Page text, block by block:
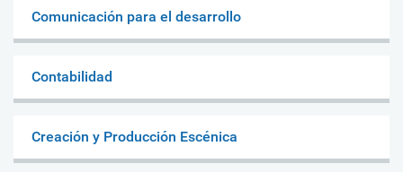
Comunicación para el desarrollo
Contabilidad
Creación y Producción Escénica